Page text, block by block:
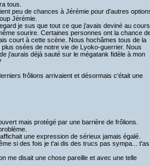
tous.
peu de chances à Jérémie pour d'autres
Jérémie.
je sus que tout ce que j'avais deviné au cours
sourire. Certaines personnes ont la chance
court à cette scène. Nous hochâmes tous de la
osées de notre vie de Lyoko-guerrier. Nous
j'aurais déjà sauté sur le mégatank fidèle à mon
frôlions arrivaient et désormais c'était une
mais protégé par une barrière de frôlions.
une expression de sérieux jamais égalé.
si des fois je t'ai dis des trucs pas sympa... t'as
me disait une chose pareille et avec une telle